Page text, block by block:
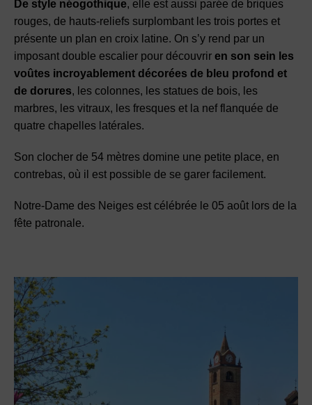
De style néogothique, elle est aussi parée de briques
rouges, de hauts-reliefs surplombant les trois portes et
présente un plan en croix latine. On s’y rend par un
imposant double escalier pour découvrir en son sein les
voûtes incroyablement décorées de bleu profond et
de dorures, les colonnes, les statues de bois, les
marbres, les vitraux, les fresques et la nef flanquée de
quatre chapelles latérales.
Son clocher de 54 mètres domine une petite place, en
contrebas, où il est possible de se garer facilement.
Notre-Dame des Neiges est célébrée le 05 août lors de la
fête patronale.